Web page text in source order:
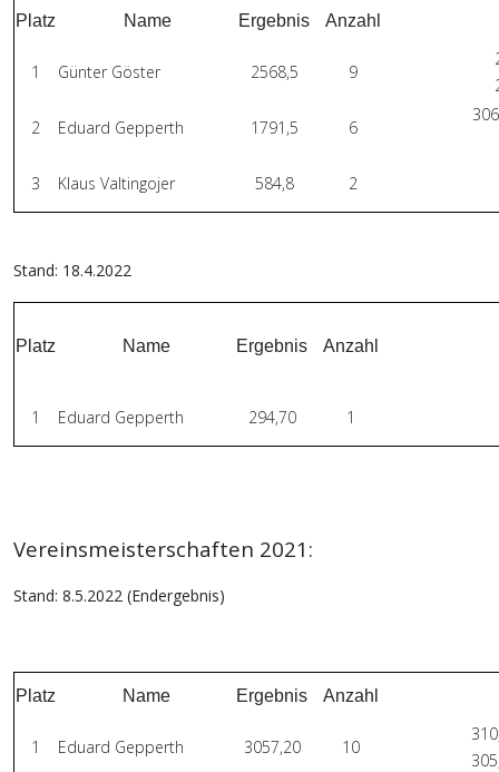
Platz Name Ergebnis Anzahl
1 Günter Göster 2568,5 9
2
Eduard Gepperth 1791,5 6
3 Klaus Valtingojer 584,8 2
Stand: 18.4.2022
Platz Name Ergebnis Anzahl
1 Eduard Gepperth 294,70 1
Vereinsmeisterschaften 2021:
Stand: 8.5.2022 (Endergebnis)
Platz Name Ergebnis Anzahl
1 Eduard Gepperth 3057,20 10